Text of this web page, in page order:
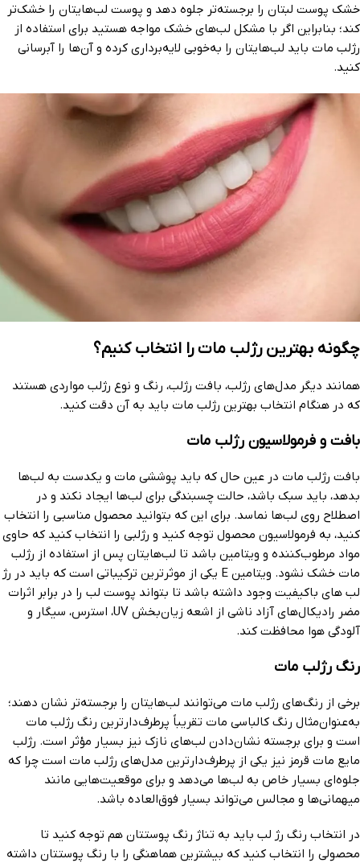
خشک پوست لبتان را برجسته‌تر جلوه دهد و پوست لب‌هایتان را خشک‌تر
کند؛ بنابراین اگر با مشکل لب‌های خشک مواجه هستید برای استفاده از
رژلب مات باید لب‌هایتان را به‌خوبی لایه‌برداری کرده و آن‌ها را آبرسانی
کنید.
چگونه بهترین رژلب مات را انتخاب کنیم؟
همانند دیگر مدل‌های رژلب، بافت رژلب، رنگ و نوع رژلب مواردی هستند
که در هنگام انتخاب بهترین رژلب مات باید به آن دقت کنید.
بافت و فرمولاسیون رژلب مات
بافت رژلب مات در عین حال که باید پوششی مات و یکدست به لب‌ها
بدهد، باید سبک باشد، حالت چسبندگی برای لب‌ها ایجاد نکند و در
اصطلاح روی لب‌ها نماسد. برای این که بتوانید محصول مناسبی را انتخاب
کنید، به فرمولاسیون محصول توجه کنید و رژلبی را انتخاب کنید که حاوی
مواد مرطوب‌کننده و ویتامین باشد تا لب‌هایتان پس از استفاده از رژلب
مات خشک نشود. ویتامین E یکی از موثرترین ترکیباتی است که باید در رژ
لب های باکیفیت وجود داشته باشد تا بتواند پوست لب را در برابر اثرات
مضر رادیکال‌های آزاد ناشی از اشعه زیان‌بخش UV، استرس، سیگار و
آلودگی هوا محافظت کند.
رنگ رژلب مات
برخی از رنگ‌های رژلب مات می‌توانند لب‌هایتان را برجسته‌تر نشان دهند؛
به‌عنوان‌مثال رنگ کالباسی مات تقریباً پرطرف‌دارترین رنگ رژلب مات
است و برای برجسته نشان‌دادن لب‌­های نازک نیز بسیار مؤثر است. رژلب
مایع مات قرمز نیز یکی از پرطرف‌دارترین مدل‌های رژلب مات است چرا که
جلوه‌ای بسیار خاص به لب‌ها می‌دهد و برای موقعیت‌هایی مانند
میهمانی‌ها و مجالس می‌تواند بسیار فوق‌العاده باشد.
در انتخاب رنگ رژ لب باید به تناژ رنگ پوستتان هم توجه کنید تا
محصولی را انتخاب کنید که بیشترین هماهنگی را با رنگ پوستتان داشته